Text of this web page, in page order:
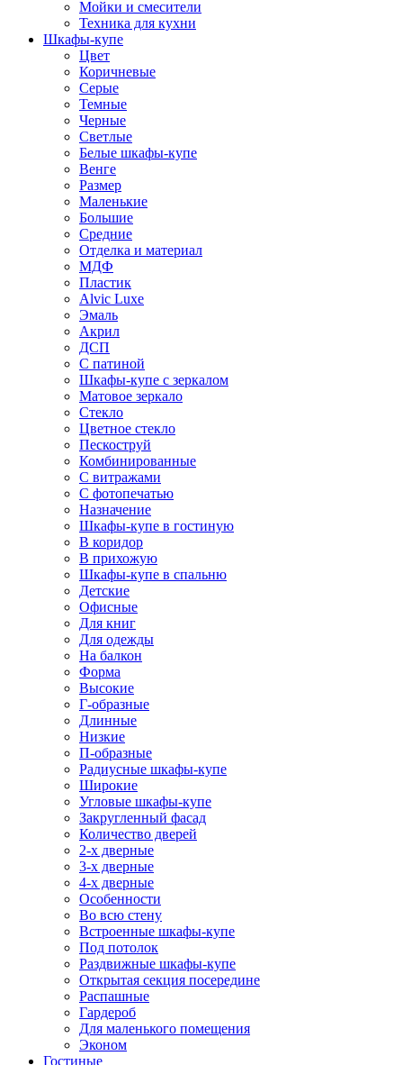
Мойки и смесители
Техника для кухни
Шкафы-купе
Цвет
Коричневые
Серые
Темные
Черные
Светлые
Белые шкафы-купе
Венге
Размер
Маленькие
Большие
Средние
Отделка и материал
МДФ
Пластик
Alvic Luxe
Эмаль
Акрил
ДСП
С патиной
Шкафы-купе с зеркалом
Матовое зеркало
Стекло
Цветное стекло
Пескоструй
Комбинированные
С витражами
С фотопечатью
Назначение
Шкафы-купе в гостиную
В коридор
В прихожую
Шкафы-купе в спальню
Детские
Офисные
Для книг
Для одежды
На балкон
Форма
Высокие
Г-образные
Длинные
Низкие
П-образные
Радиусные шкафы-купе
Широкие
Угловые шкафы-купе
Закругленный фасад
Количество дверей
2-х дверные
3-х дверные
4-х дверные
Особенности
Во всю стену
Встроенные шкафы-купе
Под потолок
Раздвижные шкафы-купе
Открытая секция посередине
Распашные
Гардероб
Для маленького помещения
Эконом
Гостиные